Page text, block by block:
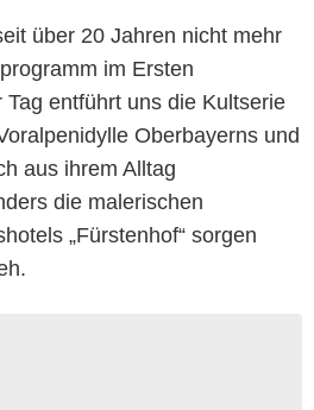
über 20 Jahren nicht mehr
im Ersten
entführt uns die Kultserie
Oberbayerns und
aus ihrem Alltag
die malerischen
„Fürstenhof“ sorgen